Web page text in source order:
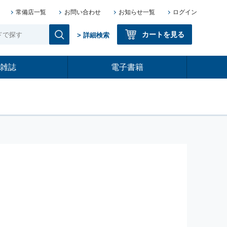
常備店一覧 お問い合わせ お知らせ一覧 ログイン
> 詳細検索 カートを見る
雑誌 電子書籍